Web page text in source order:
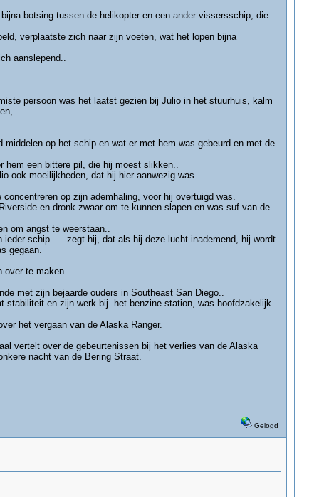
botsing tussen de helikopter en een ander vissersschip, die
verplaatste zich naar zijn voeten, wat het lopen bijna
aanslepend..
persoon was het laatst gezien bij Julio in het stuurhuis, kalm
op het schip en wat er met hem was gebeurd en met de
hem een bittere pil, die hij moest slikken..
ook moeilijkheden, dat hij hier aanwezig was..
op zijn ademhaling, voor hij overtuigd was.
en dronk zwaar om te kunnen slapen en was suf van de
om angst te weerstaan..
schip ... zegt hij, dat als hij deze lucht inademend, hij wordt
gegaan.
over te maken.
met zijn bejaarde ouders in Southeast San Diego..
stabiliteit en zijn werk bij het benzine station, was hoofdzakelijk
het vergaan van de Alaska Ranger.
vertelt over de gebeurtenissen bij het verlies van de Alaska
nacht van de Bering Straat.
Gelogd